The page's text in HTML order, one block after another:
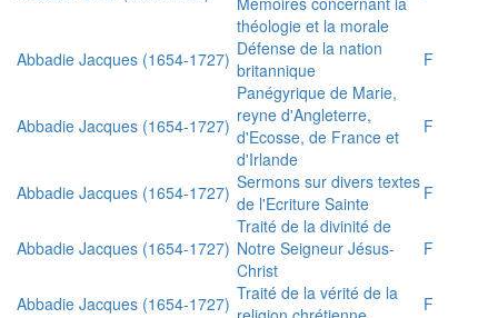
théologie et la morale
Abbadie Jacques (1654-1727) Défense de la nation
britannique
F
Abbadie Jacques (1654-1727)
Panégyrique de Marie,
reyne d'Angleterre,
d'Ecosse, de France et
d'Irlande
F
Abbadie Jacques (1654-1727) Sermons sur divers textes
de l'Ecriture Sainte
F
Abbadie Jacques (1654-1727)
Traité de la divinité de
Notre Seigneur Jésus-
Christ
F
Abbadie Jacques (1654-1727) Traité de la vérité de la
F